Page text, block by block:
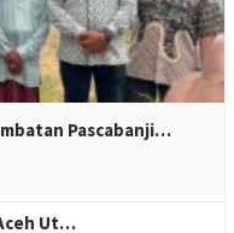
Pascabanji…
Ut…